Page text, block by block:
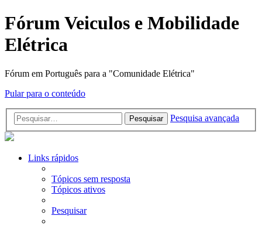
Fórum Veiculos e Mobilidade
Elétrica
Fórum em Português para a "Comunidade Elétrica"
Pular para o conteúdo
Pesquisar Pesquisa avançada
Links rápidos
Tópicos sem resposta
Tópicos ativos
Pesquisar